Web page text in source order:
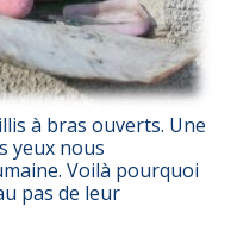
à bras ouverts. Une
yeux nous
Voilà pourquoi
pas de leur